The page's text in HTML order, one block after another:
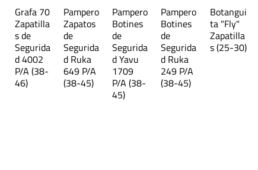
Grafa 70
Zapatilla
s de
Segurida
d 4002
P/A (38-
46)
Pampero
Zapatos
de
Segurida
d Ruka
649 P/A
(38-45)
Pampero
Botines
de
Segurida
d Yavu
1709
P/A (38-
45)
Pampero
Botines
de
Segurida
d Ruka
249 P/A
(38-45)
Botangui
ta "Fly"
Zapatilla
s (25-30)